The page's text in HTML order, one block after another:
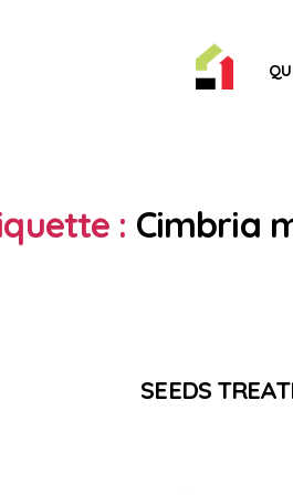
: Cimbria
SEEDS